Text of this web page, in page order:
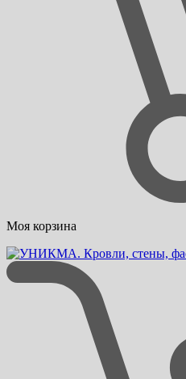
Моя корзина